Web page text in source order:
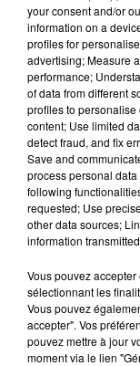
Une fête est
conviés !
TITRES
13h08
13h08
La Lune
13h01
13h01
your consent and/or
information on a
profiles for
advertising; Measure
performance;
of data from different
profiles to
content; Use limited
detect fraud, and fix
Save and
process personal
following
requested; Use
other data sources;
information
Vous pouvez
sélectionnant les
Vous pouvez
accepter". Vos
pouvez mettre à jour
moment via le lien